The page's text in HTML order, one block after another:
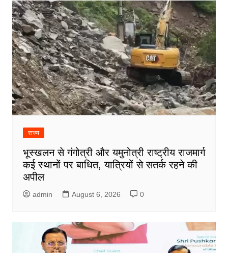
राज्य
भूस्खलन से गंगोत्री और यमुनोत्री राष्ट्रीय राजमार्ग
कई स्थानों पर बाधित, यात्रियों से सतर्क रहने की
अपील
admin August 6, 2026 0